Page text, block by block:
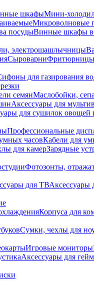
шкафыМини-
Микроволновые
посудыВинные шкафы
электрошашлычницы
Сыроварни
для газирования
семянМаслобойки,
Аксессуары для
для сушилок овощей
Профессиональные
часовКабели для
для камерЗарядные
Фотозонты,
для ТВАксессуары
Корпуса для
Сумки, чехлы для
Игровые мониторы
Аксессуары для